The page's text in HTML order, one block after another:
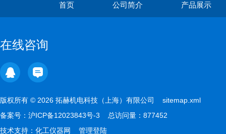
首页 公司简介 产品展示
在线咨询
版权所有 © 2026 拓赫机电科技（上海）有限公司 sitemap.xml
备案号： 沪ICP备12023843号-3 总访问量：877452
技术支持： 化工仪器网 管理登陆